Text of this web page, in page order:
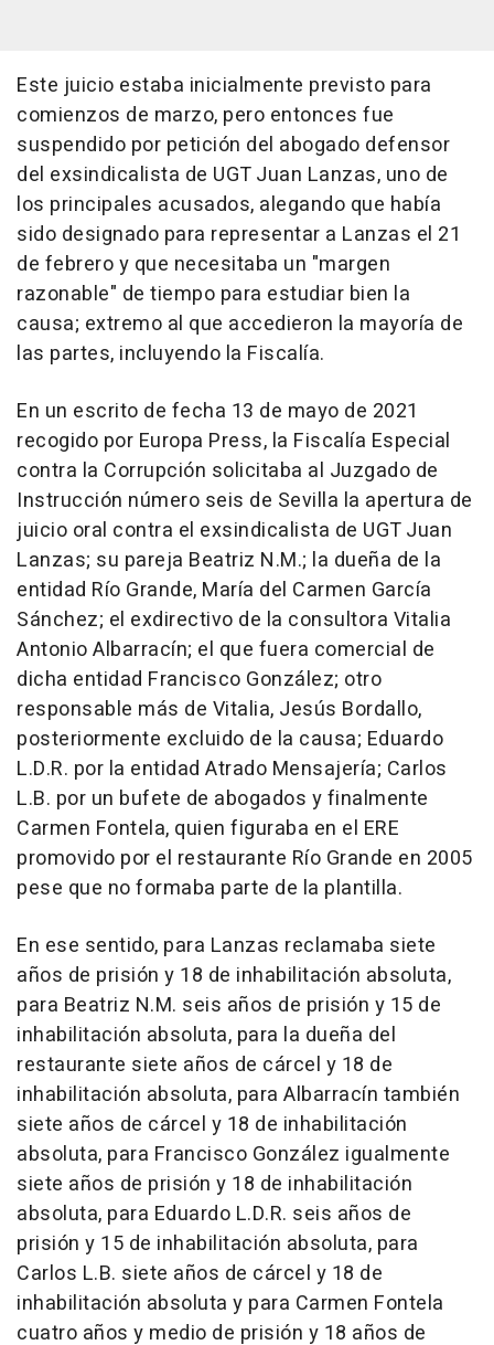
Este juicio estaba inicialmente previsto para
comienzos de marzo, pero entonces fue
suspendido por petición del abogado defensor
del exsindicalista de UGT Juan Lanzas, uno de
los principales acusados, alegando que había
sido designado para representar a Lanzas el 21
de febrero y que necesitaba un "margen
razonable" de tiempo para estudiar bien la
causa; extremo al que accedieron la mayoría de
las partes, incluyendo la Fiscalía.
En un escrito de fecha 13 de mayo de 2021
recogido por Europa Press, la Fiscalía Especial
contra la Corrupción solicitaba al Juzgado de
Instrucción número seis de Sevilla la apertura de
juicio oral contra el exsindicalista de UGT Juan
Lanzas; su pareja Beatriz N.M.; la dueña de la
entidad Río Grande, María del Carmen García
Sánchez; el exdirectivo de la consultora Vitalia
Antonio Albarracín; el que fuera comercial de
dicha entidad Francisco González; otro
responsable más de Vitalia, Jesús Bordallo,
posteriormente excluido de la causa; Eduardo
L.D.R. por la entidad Atrado Mensajería; Carlos
L.B. por un bufete de abogados y finalmente
Carmen Fontela, quien figuraba en el ERE
promovido por el restaurante Río Grande en 2005
pese que no formaba parte de la plantilla.
En ese sentido, para Lanzas reclamaba siete
años de prisión y 18 de inhabilitación absoluta,
para Beatriz N.M. seis años de prisión y 15 de
inhabilitación absoluta, para la dueña del
restaurante siete años de cárcel y 18 de
inhabilitación absoluta, para Albarracín también
siete años de cárcel y 18 de inhabilitación
absoluta, para Francisco González igualmente
siete años de prisión y 18 de inhabilitación
absoluta, para Eduardo L.D.R. seis años de
prisión y 15 de inhabilitación absoluta, para
Carlos L.B. siete años de cárcel y 18 de
inhabilitación absoluta y para Carmen Fontela
cuatro años y medio de prisión y 18 años de